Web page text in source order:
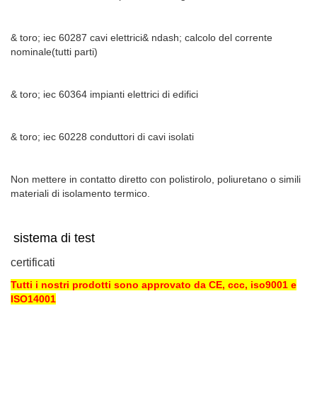
& toro; iec 60287 cavi elettrici& ndash; calcolo del corrente
nominale(tutti parti)
& toro; iec 60364 impianti elettrici di edifici
& toro; iec 60228 conduttori di cavi isolati
Non mettere in contatto diretto con polistirolo, poliuretano o simili
materiali di isolamento termico.
sistema di test
certificati
Tutti i nostri prodotti sono approvato da CE, ccc, iso9001 e
ISO14001